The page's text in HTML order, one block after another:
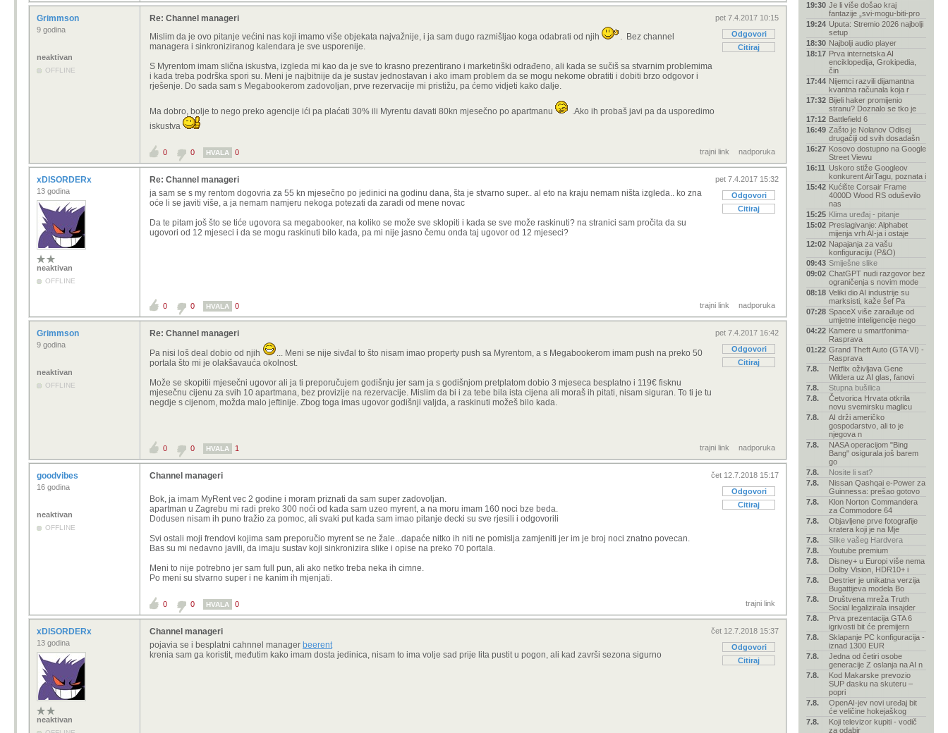
Grimmson
9 godina
neaktivan
OFFLINE
pet 7.4.2017 10:15
Odgovori
Citiraj
Re: Channel manageri
Mislim da je ovo pitanje većini nas koji imamo više objekata najvažnije, i ja sam dugo razmišljao koga odabrati od njih
. Bez channel
managera i sinkroniziranog kalendara je sve usporenije.
S Myrentom imam slična iskustva, izgleda mi kao da je sve to krasno prezentirano i marketinški odrađeno, ali kada se sučiš sa stvarnim problemima
i kada treba podrška spori su. Meni je najbitnije da je sustav jednostavan i ako imam problem da se mogu nekome obratiti i dobiti brzo odgovor i
rješenje. Do sada sam s Megabookerom zadovoljan, prve rezervacije mi pristižu, pa ćemo vidjeti kako dalje.
Ma dobro, bolje to nego preko agencije ići pa plaćati 30% ili Myrentu davati 80kn mjesečno po apartmanu
.Ako ih probaš javi pa da usporedimo
iskustva
trajni link nadporuka
0 0 HVALA 0
xDISORDERx
13 godina
neaktivan
OFFLINE
pet 7.4.2017 15:32
Odgovori
Citiraj
Re: Channel manageri
ja sam se s my rentom dogovria za 55 kn mjesečno po jedinici na godinu dana, šta je stvarno super.. al eto na kraju nemam ništa izgleda.. ko zna
oće li se javiti više, a ja nemam namjeru nekoga potezati da zaradi od mene novac
Da te pitam još što se tiće ugovora sa megabooker, na koliko se može sve sklopiti i kada se sve može raskinuti? na stranici sam pročita da su
ugovori od 12 mjeseci i da se mogu raskinuti bilo kada, pa mi nije jasno čemu onda taj ugovor od 12 mjeseci?
trajni link nadporuka
0 0 HVALA 0
Grimmson
9 godina
neaktivan
OFFLINE
pet 7.4.2017 16:42
Odgovori
Citiraj
Re: Channel manageri
Pa nisi loš deal dobio od njih
... Meni se nije sivđal to što nisam imao property push sa Myrentom, a s Megabookerom imam push na preko 50
portala što mi je olakšavauća okolnost.
Može se skopitii mjesečni ugovor ali ja ti preporučujem godišnju jer sam ja s godišnjom pretplatom dobio 3 mjeseca besplatno i 119€ fisknu
mjesečnu cijenu za svih 10 apartmana, bez provizije na rezervacije. Mislim da bi i za tebe bila ista cijena ali moraš ih pitati, nisam siguran. To ti je tu
negdje s cijenom, možda malo jeftinije. Zbog toga imas ugovor godišnji valjda, a raskinuti možeš bilo kada.
trajni link nadporuka
0 0 HVALA 1
goodvibes
16 godina
neaktivan
OFFLINE
čet 12.7.2018 15:17
Odgovori
Citiraj
Channel manageri
Bok, ja imam MyRent vec 2 godine i moram priznati da sam super zadovoljan.
apartman u Zagrebu mi radi preko 300 noći od kada sam uzeo myrent, a na moru imam 160 noci bze beda.
Dodusen nisam ih puno tražio za pomoc, ali svaki put kada sam imao pitanje decki su sve rjesili i odgovorili
Svi ostali moji frendovi kojima sam preporučio myrent se ne žale...dapaće nitko ih niti ne pomislja zamjeniti jer im je broj noci znatno povecan.
Bas su mi nedavno javili, da imaju sustav koji sinkronizira slike i opise na preko 70 portala.
Meni to nije potrebno jer sam full pun, ali ako netko treba neka ih cimne.
Po meni su stvarno super i ne kanim ih mjenjati.
trajni link
0 0 HVALA 0
xDISORDERx
13 godina
neaktivan
čet 12.7.2018 15:37
Odgovori
Citiraj
Channel manageri
pojavia se i besplatni cahnnel manager beerent
krenia sam ga koristit, međutim kako imam dosta jedinica, nisam to ima volje sad prije lita pustit u pogon, ali kad završi sezona sigurno
19:30 Je li više došao kraj
fantazije „svi-mogu-biti-pro
19:24 Uputa: Stremio 2026 najbolji
setup
18:30 Najbolji audio player
18:17 Prva internetska AI
enciklopedija, Grokipedia,
čin
17:44 Nijemci razvili dijamantna
kvantna računala koja r
17:32 Bijeli haker promijenio
stranu? Doznalo se tko je
17:12 Battlefield 6
16:49 Zašto je Nolanov Odisej
drugačiji od svih dosadašn
16:27 Kosovo dostupno na Google
Street Viewu
16:11 Uskoro stiže Googleov
konkurent AirTagu, poznata i
15:42 Kućište Corsair Frame
4000D Wood RS oduševilo
nas
15:25 Klima uređaj - pitanje
15:02 Preslagivanje: Alphabet
mijenja vrh AI-ja i ostaje
12:02 Napajanja za vašu
konfiguraciju (P&O)
09:43 Smiješne slike
09:02 ChatGPT nudi razgovor bez
ograničenja s novim mode
08:18 Veliki dio AI industrije su
marksisti, kaže šef Pa
07:28 SpaceX više zarađuje od
umjetne inteligencije nego
04:22 Kamere u smartfonima-
Rasprava
01:22 Grand Theft Auto (GTA VI) -
Rasprava
7.8.
Netflix oživljava Gene
Wildera uz AI glas, fanovi
7.8.
Stupna bušilica
7.8.
Četvorica Hrvata otkrila
novu svemirsku maglicu
7.8.
AI drži američko
gospodarstvo, ali to je
njegova n
7.8.
NASA operacijom "Bing
Bang" osigurala još barem
go
7.8.
Nosite li sat?
7.8.
Nissan Qashqai e-Power za
Guinnessa: prešao gotovo
7.8.
Klon Norton Commandera
za Commodore 64
7.8.
Objavljene prve fotografije
kratera koji je na Mje
7.8.
Slike vašeg Hardvera
7.8.
Youtube premium
7.8.
Disney+ u Europi više nema
Dolby Vision, HDR10+ i
7.8.
Destrier je unikatna verzija
Bugattijeva modela Bo
7.8.
Društvena mreža Truth
Social legalizirala insajder
7.8.
Prva prezentacija GTA 6
igrivosti bit će premijern
7.8.
Sklapanje PC konfiguracija -
iznad 1300 EUR
7.8.
Jedna od četiri osobe
generacije Z oslanja na AI n
7.8.
Kod Makarske prevozio
SUP dasku na skuteru –
popri
7.8.
OpenAI-jev novi uređaj bit
će veličine hokejaškog
7.8.
Koji televizor kupiti - vodič
za odabir